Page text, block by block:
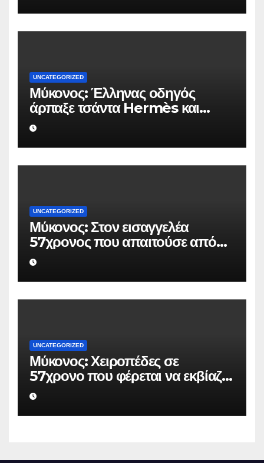
UNCATEGORIZED
Μύκονος: Έλληνας οδηγός
άρπαξε τσάντα Hermès και
Rolex αξίας 75.000 ευρώ από
Ουκρανό τουρίστα
UNCATEGORIZED
Μύκονος: Στον εισαγγελέα
57χρονος που απαιτούσε από
επιχειρηματία 80.000 ευρώ για
να μην κάνει καταγγελίες σε
βάρος του
UNCATEGORIZED
Μύκονος: Χειροπέδες σε
57χρονο που φέρεται να εκβίαζε
επιχείρηση για να «θάψει»
ψευδείς καταγγελίες – Η παγίδα
που του έστησε η ΕΛ.ΑΣ.